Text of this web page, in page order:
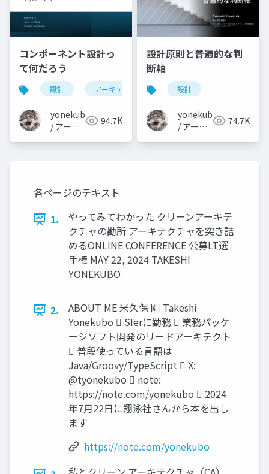
コンポーネント設計っ
て何だろう
設計 アーキテクチャ
yonekubo
/ アーキ
94.7K
設計原則と普遍的な判
断軸
設計
yonekubo
/ アーキ
74.7K
各ページのテキスト
1.
やってみてわかった クリーンアーキテ
クチャの勘所 アーキテクチャを突き詰
めるONLINE CONFERENCE 公募LT選
手権 MAY 22, 2024 TAKESHI
YONEKUBO
2.
ABOUT ME 米久保 剛 Takeshi
Yonekubo  SIerに勤務  業務パッケ
ージソフト開発のリードアーキテクト
 普段使っている言語は
Java/Groovy/TypeScript  X:
@tyonekubo  note:
https://note.com/yonekubo  2024
年7月22日に翔泳社さんから本を出し
ます
https://note.com/yonekubo